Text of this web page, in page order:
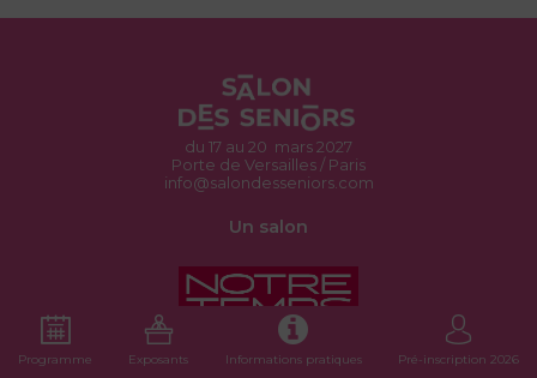
du 17 au 20 mars 2027
Porte de Versailles / Paris
info@salondesseniors.com
Un salon
Organisé par
Programme Exposants Informations pratiques Pré-inscription 2026